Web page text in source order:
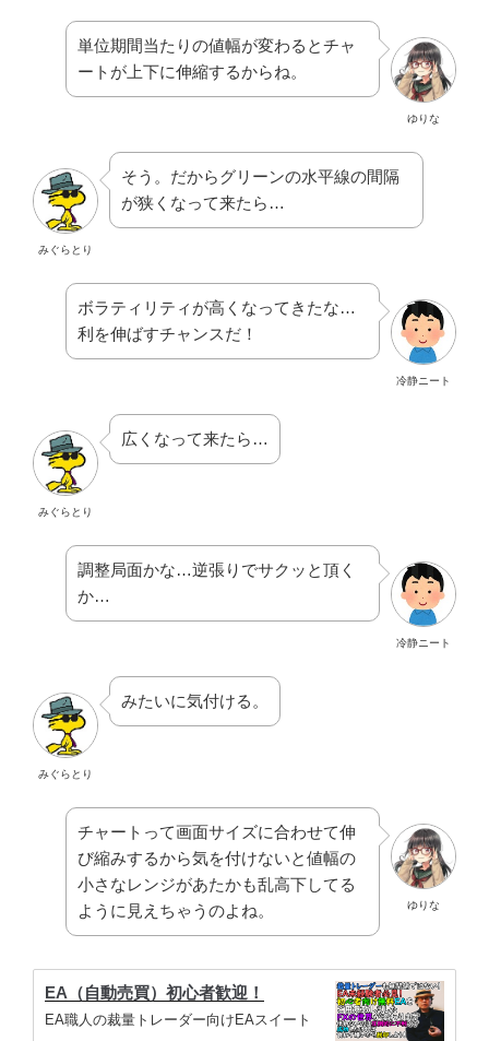
ゆりな
単位期間当たりの値幅が変わるとチャ
ートが上下に伸縮するからね。
みぐらとり
そう。だからグリーンの水平線の間隔
が狭くなって来たら…
冷静ニート
ボラティリティが高くなってきたな…
利を伸ばすチャンスだ！
みぐらとり
広くなって来たら…
冷静ニート
調整局面かな…逆張りでサクッと頂く
か…
みぐらとり
みたいに気付ける。
ゆりな
チャートって画面サイズに合わせて伸
び縮みするから気を付けないと値幅の
小さなレンジがあたかも乱高下してる
ように見えちゃうのよね。
EA（自動売買）初心者歓迎！
EA職人の裁量トレーダー向けEAスイート